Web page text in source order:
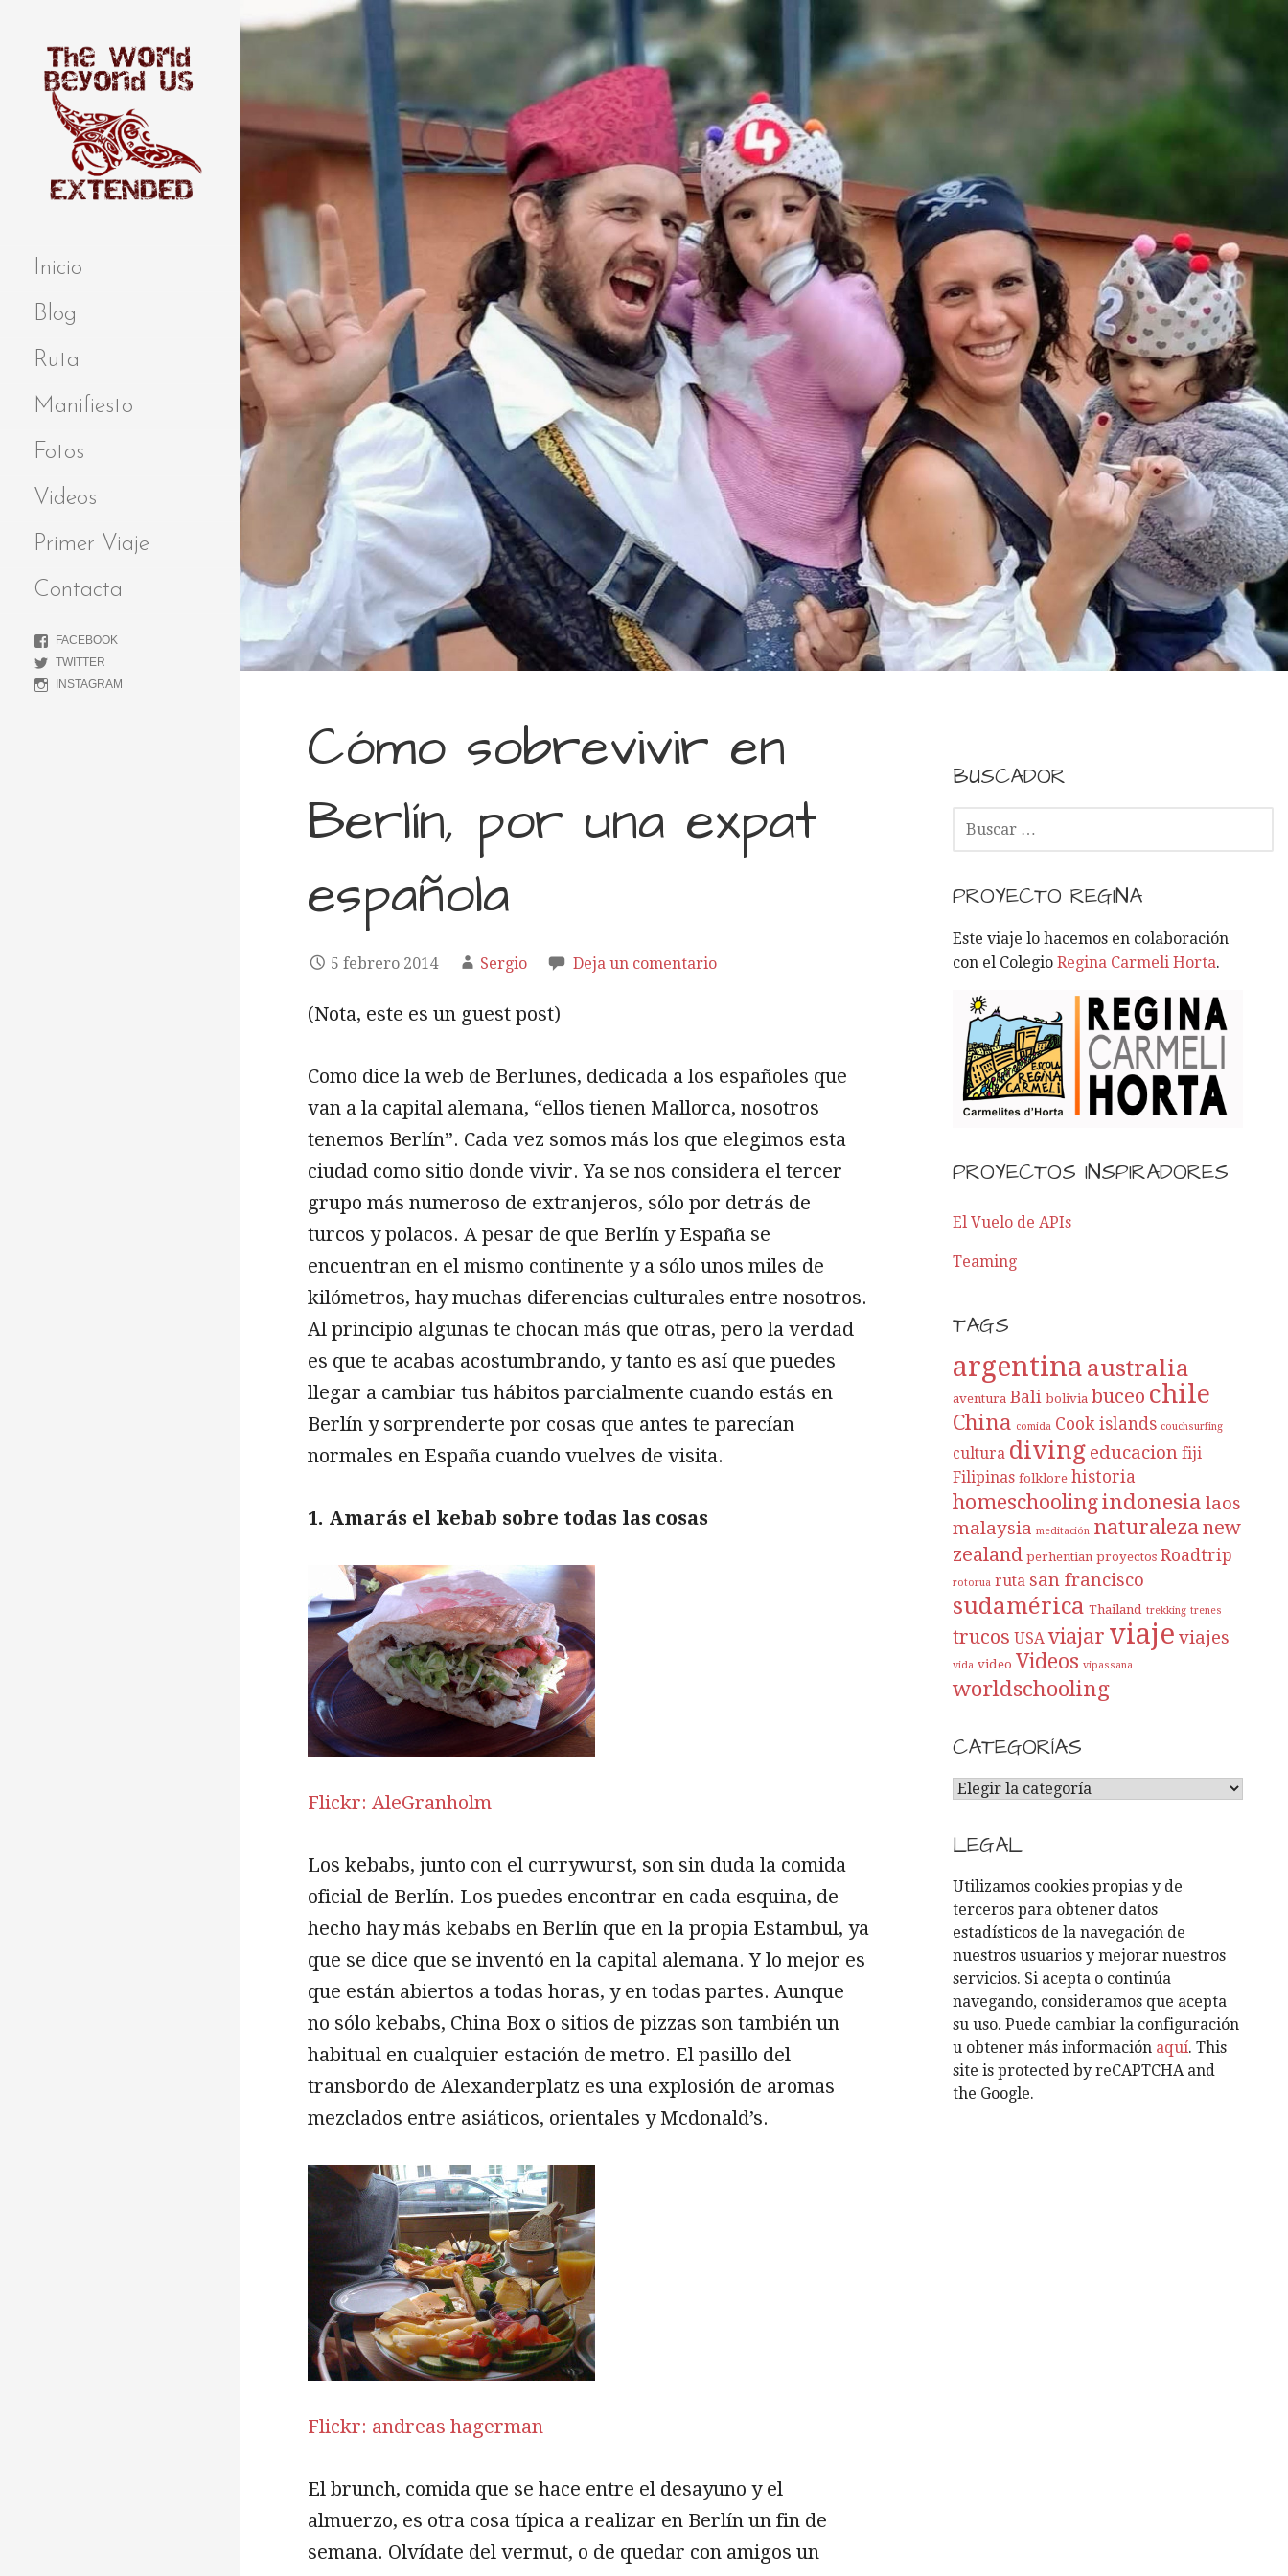
a
a
r
e
n
i
d
o
BEYOND US
Inicio
Blog
Ruta
Manifiesto
Fotos
Videos
Primer Viaje
Contacta
FACEBOOK
TWITTER
INSTAGRAM
Cómo sobrevivir en
Berlín, por una expat
española
5 febrero 2014 Sergio Deja un comentario
(Nota, este es un guest post)
Como dice la web de Berlunes, dedicada a los españoles que
van a la capital alemana, “ellos tienen Mallorca, nosotros
tenemos Berlín”. Cada vez somos más los que elegimos esta
ciudad como sitio donde vivir. Ya se nos considera el tercer
grupo más numeroso de extranjeros, sólo por detrás de
turcos y polacos. A pesar de que Berlín y España se
encuentran en el mismo continente y a sólo unos miles de
kilómetros, hay muchas diferencias culturales entre nosotros.
Al principio algunas te chocan más que otras, pero la verdad
es que te acabas acostumbrando, y tanto es así que puedes
llegar a cambiar tus hábitos parcialmente cuando estás en
Berlín y sorprenderte por cosas que antes te parecían
normales en España cuando vuelves de visita.
1. Amarás el kebab sobre todas las cosas
Flickr: AleGranholm
Los kebabs, junto con el currywurst, son sin duda la comida
oficial de Berlín. Los puedes encontrar en cada esquina, de
hecho hay más kebabs en Berlín que en la propia Estambul, ya
que se dice que se inventó en la capital alemana. Y lo mejor es
que están abiertos a todas horas, y en todas partes. Aunque
no sólo kebabs, China Box o sitios de pizzas son también un
habitual en cualquier estación de metro. El pasillo del
transbordo de Alexanderplatz es una explosión de aromas
mezclados entre asiáticos, orientales y Mcdonald’s.
Flickr: andreas hagerman
El brunch, comida que se hace entre el desayuno y el
almuerzo, es otra cosa típica a realizar en Berlín un fin de
semana. Olvídate del vermut, o de quedar con amigos un
BUSCADOR
C
R
:
PROYECTO REGINA
Este viaje lo hacemos en colaboración
con el ColegioRegina Carmeli Horta.
PROYECTOS INSPIRADORES
El Vuelo de APIs
Teaming
TAGS
argentina australia
aventura Bali bolivia buceo chile
China comida Cook islands couchsurfing
cultura diving educacion fiji
Filipinas folklore historia
homeschoolingindonesia laos
malaysia meditación naturalezanew
zealand perhentian proyectos Roadtrip
rotorua ruta san francisco
sudamérica Thailand trekking trenes
trucos USA viajar viaje viajes
vida video Videos vipassana
worldschooling
CATEGORÍAS
C
T
E
G
O
R
Í
A
S
LEGAL
Utilizamos cookies propias y de
terceros para obtener datos
estadísticos de la navegación de
nuestros usuarios y mejorar nuestros
servicios. Si acepta o continúa
navegando, consideramos que acepta
su uso. Puede cambiar la configuración
u obtener más información aquí. This
site is protected by reCAPTCHA and
the Google.